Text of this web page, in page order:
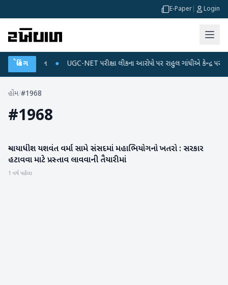
E-Paper Login
બ્રેકિંગ
ડેટા પ્લાન ● UGC-NET પરીક્ષા લીકના આરોપો પર રાહુલ ગાંધીએ કેન્દ્ર પર પ્રહાર
હોમ/#1968
#1968
રાષ્ટ્રીય
ન્યાયાધીશ યશવંત વર્મા સામે સંસદમાં મહાભિયોગનો ખતરો : સરકાર
હટાવવા માટે પ્રસ્તાવ લાવવાની તૈયારીમાં
1 વર્ષ પહેલા